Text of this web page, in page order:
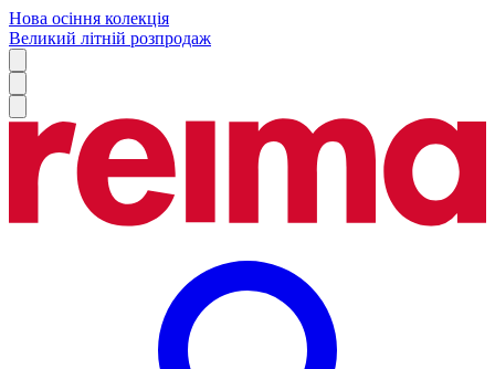
Нова осіння колекція
Великий літній розпродаж